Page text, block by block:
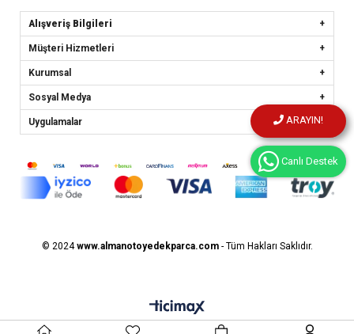
Alışveriş Bilgileri
Müşteri Hizmetleri
Kurumsal
Sosyal Medya
Uygulamalar
© 2024www.almanotoyedekparca.com- Tüm Hakları Saklıdır.
ARAYIN!
Canlı Destek